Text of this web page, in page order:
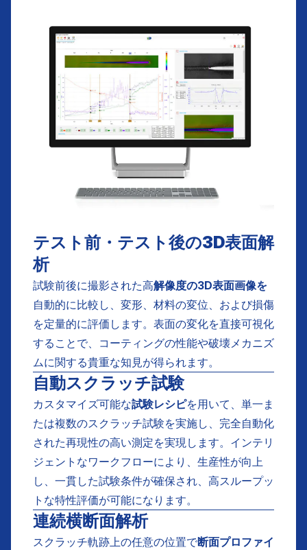
テスト前・テスト後の3D表面解
析
試験前後に撮影された高解像度の3D表面画像を
自動的に比較し、変形、材料の変位、および損傷
を定量的に評価します。表面の変化を直接可視化
することで、コーティングの性能や破壊メカニズ
ムに関する貴重な知見が得られます。
自動スクラッチ試験
カスタマイズ可能な試験レシピを用いて、単一ま
たは複数のスクラッチ試験を実施し、完全自動化
された再現性の高い測定を実現します。インテリ
ジェントなワークフローにより、生産性が向上
し、一貫した試験条件が確保され、高スループッ
トな特性評価が可能になります。
連続横断面解析
スクラッチ軌跡上の任意の位置で断面プロファイ